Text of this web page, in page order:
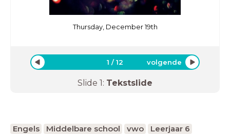
Thursday, December 19th
1 /12 volgende
Slide 1: Tekstslide
Engels Middelbare school vwo Leerjaar 6